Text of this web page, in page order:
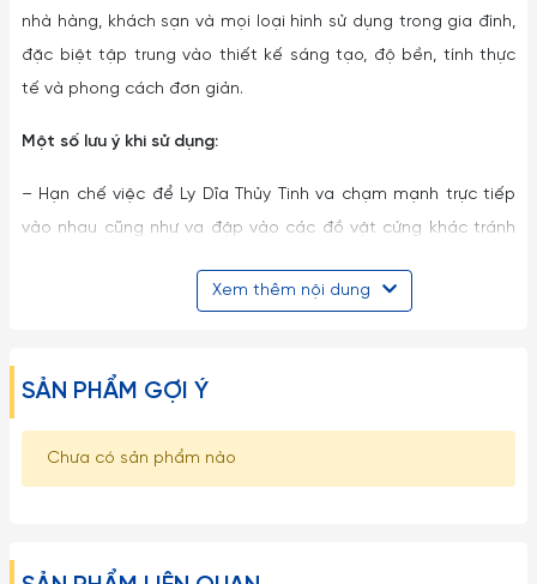
nhà hàng, khách sạn và mọi loại hình sử dụng trong gia đình,
đặc biệt tập trung vào thiết kế sáng tạo, độ bền, tính thực
tế và phong cách đơn giản.
Một số lưu ý khi sử dụng:
– Hạn chế việc để Ly Dĩa Thủy Tinh va chạm mạnh trực tiếp
vào nhau cũng như va đập vào các đồ vật cứng khác tránh
– Những loại ly rượu vang, ly cooktail thủy tinh mà có phần
tuyệt đối không được bẻ, vặn hoặc cầm không đúng cách…
– Tuyệt đối không dùng các đồ vật cứng thô ráp để lau chùi
rửa ly cốc.
Xem thêm nội dung
SẢN PHẨM GỢI Ý
Chưa có sản phẩm nào